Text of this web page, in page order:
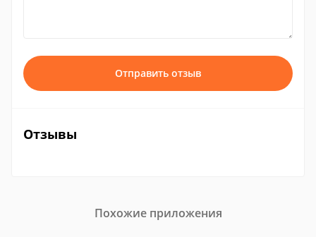
Отправить отзыв
Отзывы
Похожие приложения